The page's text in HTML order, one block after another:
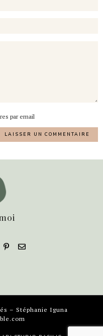
par email
– Stéphanie Iguna